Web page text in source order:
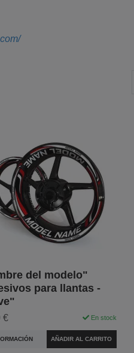
del modelo"
para llantas -
€ En stock
AÑADIR AL CARRITO